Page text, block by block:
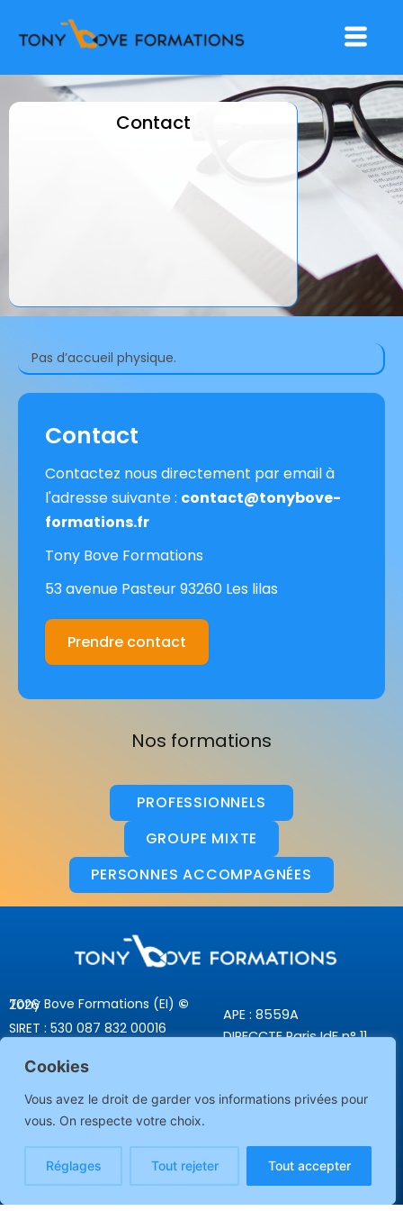
Cookies
Vous avez le droit de garder vos informations privées pour
vous. On respecte votre choix.
Réglages Tout rejeter Tout accepter
Menu
Contact
Pas d’accueil physique.
Contact
Contactez nous directement par email à
l'adresse suivante : contact@tonybove-
formations.fr
Tony Bove Formations
53 avenue Pasteur 93260 Les lilas
Prendre contact
Nos formations
PROFESSIONNELS
GROUPE MIXTE
PERSONNES ACCOMPAGNÉES
Tony Bove Formations (EI) ©
2026
SIRET : 530 087 832 00016
APE : 8559A
DIRECCTE Paris IdF n° 11
CGV
Nos engagements
Démarche qualité